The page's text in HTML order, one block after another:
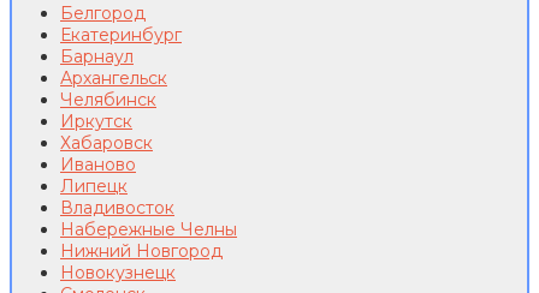
Белгород
Екатеринбург
Барнаул
Архангельск
Челябинск
Иркутск
Хабаровск
Иваново
Липецк
Владивосток
Набережные Челны
Нижний Новгород
Новокузнецк